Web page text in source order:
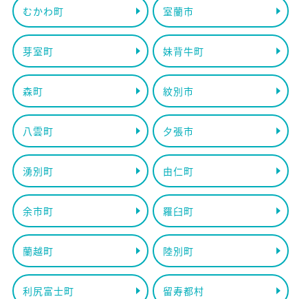
むかわ町 室蘭市
芽室町 妹背牛町
森町 紋別市
八雲町 夕張市
湧別町 由仁町
余市町 羅臼町
蘭越町 陸別町
利尻富士町 留寿都村